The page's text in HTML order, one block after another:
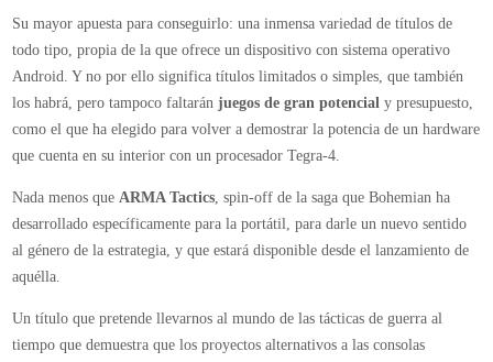
Nvidia
muestra
su
potencial
en
un
vídeo
Su mayor apuesta para conseguirlo: una inmensa variedad de títulos de
todo tipo, propia de la que ofrece un dispositivo con sistema operativo
Android. Y no por ello significa títulos limitados o simples, que también
los habrá, pero tampoco faltaránjuegos de gran potencial y presupuesto,
como el que ha elegido para volver a demostrar la potencia de un hardware
que cuenta en su interior con un procesador Tegra-4.
Nada menos queARMA Tactics, spin-off de la saga que Bohemian ha
desarrollado específicamente para la portátil, para darle un nuevo sentido
al género de la estrategia, y que estará disponible desde el lanzamiento de
aquélla.
Un título que pretende llevarnos al mundo de las tácticas de guerra al
tiempo que demuestra que los proyectos alternativos a las consolas